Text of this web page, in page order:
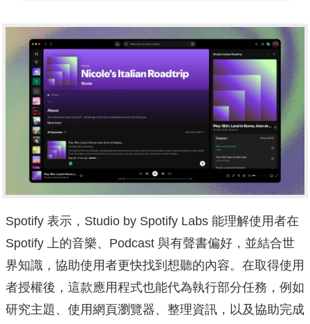
Spotify 表示，Studio by Spotify Labs 能理解使用者在
Spotify 上的音樂、Podcast 與有聲書偏好，並結合世
界知識，協助使用者更快找到想聽的內容。在取得使用
者授權後，這款應用程式也能代為執行部分任務，例如
研究主題、使用網頁瀏覽器、整理資訊，以及協助完成